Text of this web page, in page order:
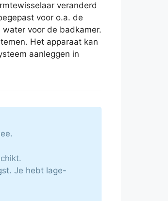
veranderd
voor o.a. de
voor de badkamer.
Het apparaat kan
aanleggen in
Je hebt lage-